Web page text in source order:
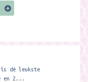
is dé leukste
en 2...